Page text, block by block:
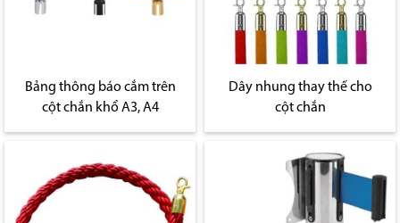
Bảng thông báo cắm trên
cột chắn khổ A3, A4
Dây nhung thay thế cho
cột chắn